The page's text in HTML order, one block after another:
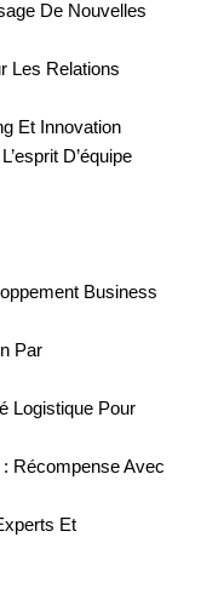
De Nouvelles
Les Relations
Et Innovation
D’équipe
Business
Par
Logistique Pour
Récompense Avec
Et